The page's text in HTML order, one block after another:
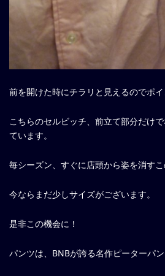
前を開けた時にチラリと見えるのでポイ
こちらのセルビッチ、前立て部分だけ
ています。
毎シーズン、すぐに店頭から姿を消すこ
今ならまだ少しサイズがございます。
是非この機会に！
パンツは、BNBが誇る名作ピーターパン